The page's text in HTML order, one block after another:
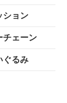
ション
チェーン
ぐるみ